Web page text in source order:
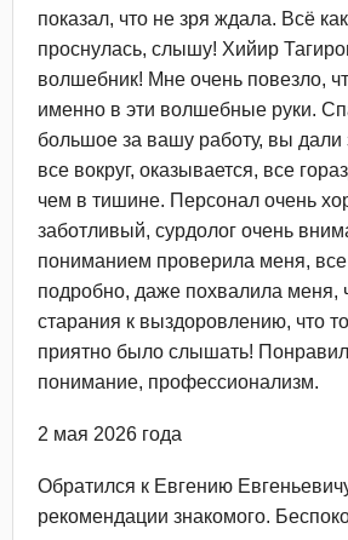
показал, что не зря ждала. Всё
проснулась, слышу! Хийир
волшебник! Мне очень повезло,
именно в эти волшебные руки.
большое за вашу работу, вы
все вокруг, оказывается, все
чем в тишине. Персонал очень
заботливый, сурдолог очень
пониманием проверила меня,
подробно, даже похвалила меня,
старания к выздоровлению, что
приятно было слышать!
понимание, профессионализм.
2 мая 2026 года
Обратился к Евгению
рекомендации знакомого.